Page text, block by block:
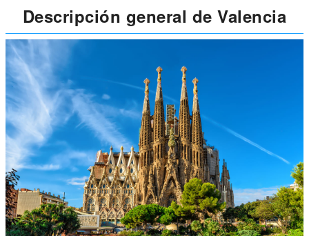
Descripción general de Valencia